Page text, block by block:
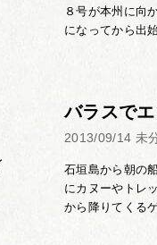
８号が本州に向
になってから出
バラスで
2013/09/14 未
石垣島から朝の
にカヌーやトレ
から降りてくる